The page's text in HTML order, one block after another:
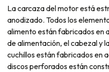
La carcaza del motor está
anodizado. Todos los
alimento están fabricados en
de alimentación, el cabezal y
cuchillos están fabricados en
discos perforados están